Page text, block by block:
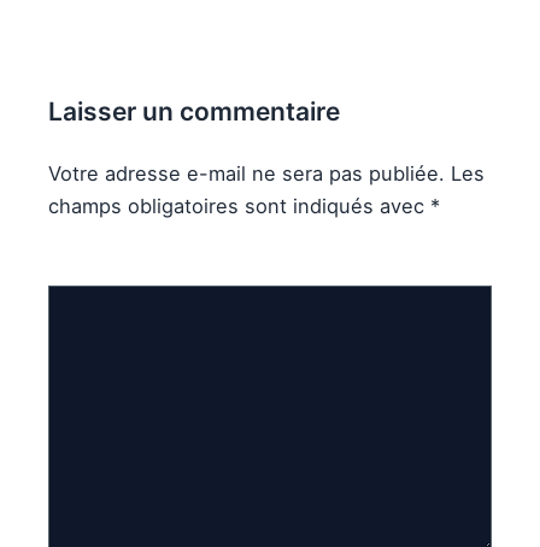
Laisser un commentaire
Votre adresse e-mail ne sera pas publiée. Les
champs obligatoires sont indiqués avec *